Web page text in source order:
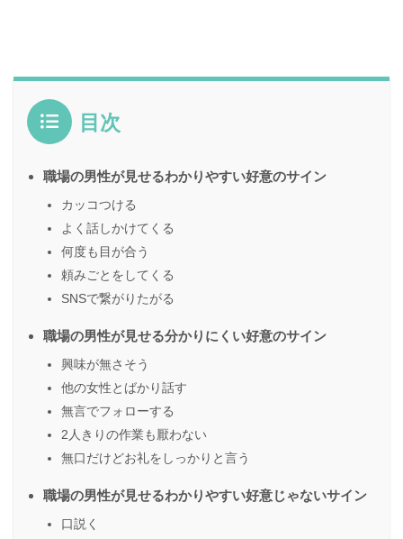
目次
職場の男性が見せるわかりやすい好意のサイン
カッコつける
よく話しかけてくる
何度も目が合う
頼みごとをしてくる
SNSで繋がりたがる
職場の男性が見せる分かりにくい好意のサイン
興味が無さそう
他の女性とばかり話す
無言でフォローする
2人きりの作業も厭わない
無口だけどお礼をしっかりと言う
職場の男性が見せるわかりやすい好意じゃないサイン
口説く